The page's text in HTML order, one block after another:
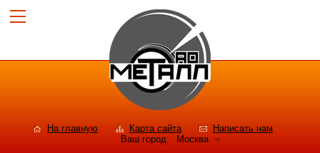
На главную Карта сайта
Написать нам
Ваш город:
Москва